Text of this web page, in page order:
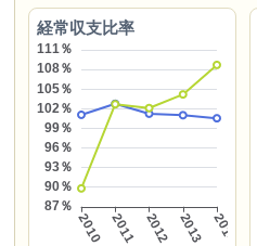
経常収支比率